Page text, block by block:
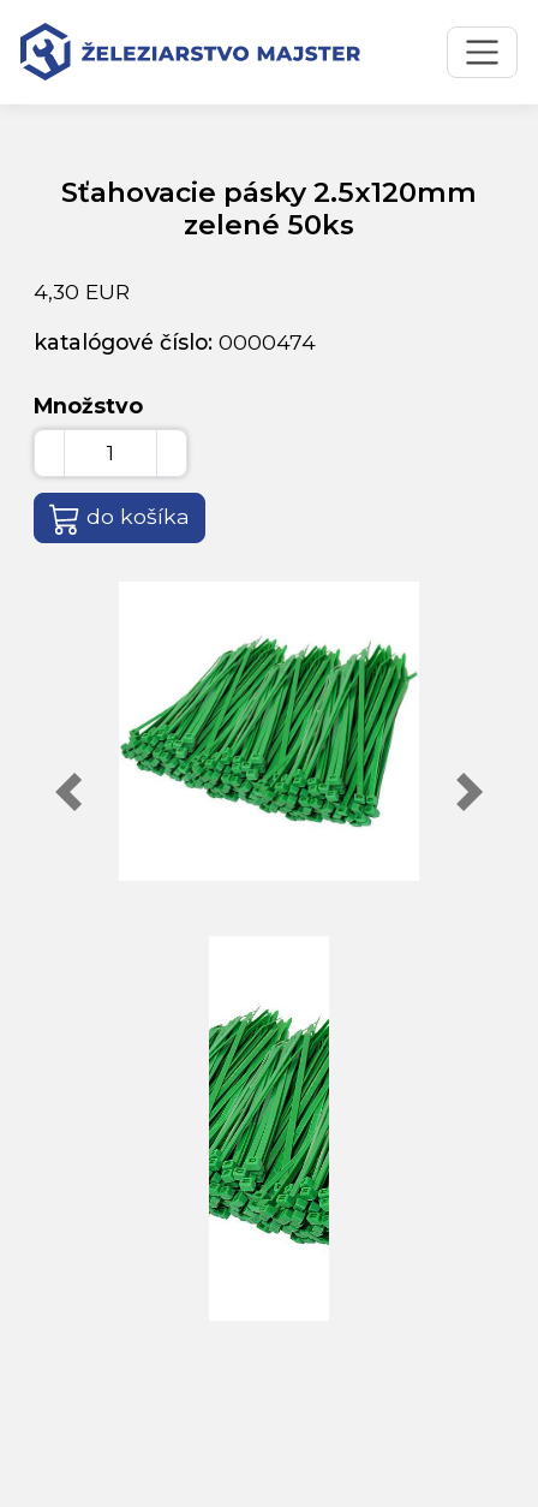
Preskočiť na obsah
Preskočiť na hlavné menu
Úvodná stránka
Sťahovacie pásky 2.5x120mm zelené 50ks
Sťahovacie pásky 2.5x120mm
zelené 50ks
4,30 EUR
katalógové číslo: 0000474
Množstvo
do košíka